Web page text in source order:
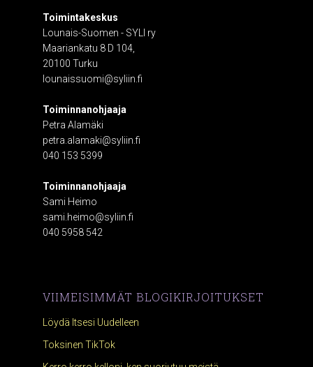
Toimintakeskus
Lounais-Suomen - SYLI ry
Maariankatu 8 D 104,
20100 Turku
lounaissuomi@syliin.fi
Toiminnanohjaaja
Petra Alamäki
petra.alamaki@syliin.fi
040 153 5399
Toiminnanohjaaja
Sami Heimo
sami.heimo@syliin.fi
040 5958 542
VIIMEISIMMÄT BLOGIKIRJOITUKSET
Löydä Itsesi Uudelleen
Toksinen TikTok